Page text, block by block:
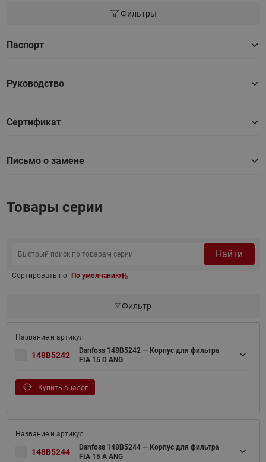
Фильтры
Паспорт
Руководство
Сертификат
Письмо о замене
Товары серии
Найти
Сортировать по: По умолчанию
Фильтр
148B5242
Danfoss 148B5242 — Корпус для фильтра
FIA 15 D ANG
Купить аналог
148B5244
Danfoss 148B5244 — Корпус для фильтра
FIA 15 A ANG